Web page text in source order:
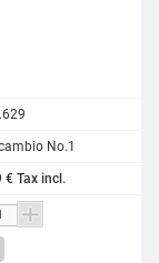
No.1
€ Tax incl.